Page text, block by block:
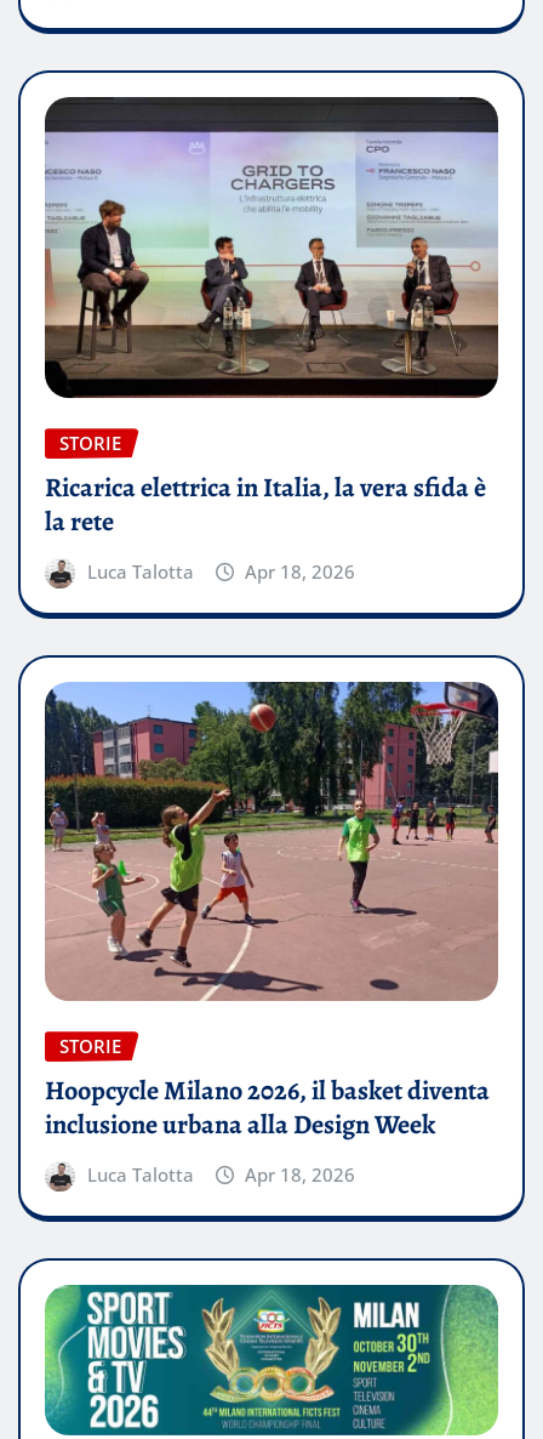
STORIE
Ricarica elettrica in Italia, la vera sfida è
la rete
Luca Talotta Apr 18, 2026
STORIE
Hoopcycle Milano 2026, il basket diventa
inclusione urbana alla Design Week
Luca Talotta Apr 18, 2026